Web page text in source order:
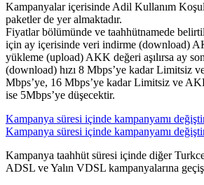
​Kampanyalar içerisinde Adil Kullanım
paketler de yer almaktadır.
Fiyatlar bölümünde ve taahhütnamede
için ay içerisinde veri indirme (download)
yükleme (upload) AKK değeri aşılırsa ay
(download) hızı 8 Mbps’ye kadar Limitsiz
Mbps’ye, 16 Mbps’ye kadar Limitsiz ve
ise 5Mbps’ye düşecektir.
Kampanya süresi içinde kampanyamı
Kampanya süresi içinde kampanyamı
​Kampanya taahhüt süresi içinde diğer
ADSL ve Yalın VDSL kampanyalarına